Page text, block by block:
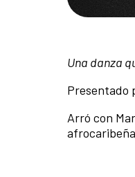
Una danza
Presentado
Arró con